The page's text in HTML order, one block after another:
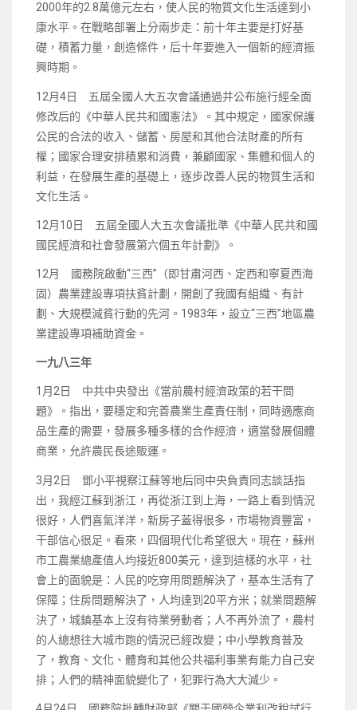
2000年的2.8萬億元左右，使人民的物質文化生活達到小
康水平。在戰略部署上分兩步走：前十年主要是打好基
礎，積蓄力量，創造條件，后十年要進入一個新的經濟振
興時期。
12月4日 五屆全國人大五次會議通過并公布施行經全面
修改后的《中華人民共和國憲法》。其中規定，國家保護
公民的合法的收入、儲蓄、房屋和其他合法財產的所有
權；國家合理安排積累和消費，兼顧國家、集體和個人的
利益，在發展生產的基礎上，逐步改善人民的物質生活和
文化生活。
12月10日 五屆全國人大五次會議批準《中華人民共和國
國民經濟和社會發展第六個五年計劃》。
12月 國務院啟動“三西”（即甘肅河西、定西和寧夏西海
固）農業建設專項扶貧計劃，開創了我國有組織、有計
劃、大規模減貧行動的先河。1983年，設立“三西”地區農
業建設專項補助資金。
一九八三年
1月2日 中共中央發出《當前農村經濟政策的若干問
題》。指出，要穩定和完善農業生產責任制，同時適應商
品生產的需要，發展多種多樣的合作經濟，適當發展個體
商業，允許農民長途販運。
3月2日 鄧小平視察江蘇等地后同中央負責同志談話指
出，我經江蘇到浙江，再從浙江到上海，一路上看到情況
很好，人們喜氣洋洋，新房子蓋得很多，市場物資豐富，
干部信心很足。看來，四個現代化希望很大。現在，蘇州
市工農業總產值人均接近800美元，達到這樣的水平，社
會上的面貌是：人民的吃穿用問題解決了，基本生活有了
保障；住房問題解決了，人均達到20平方米；就業問題解
決了，城鎮基本上沒有待業勞動者；人不再外流了，農村
的人總想往大城市跑的情況已經改變；中小學教育普及
了，教育、文化、體育和其他公共福利事業有能力自己安
排；人們的精神面貌變化了，犯罪行為大大減少。